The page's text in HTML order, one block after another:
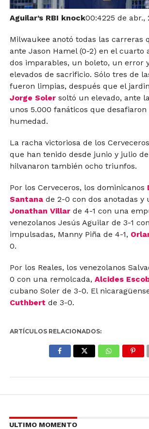
Aguilar’s RBI knock00:4225 de abr.,
Milwaukee anotó todas las carreras
ante Jason Hamel (0-2) en el cuarto
dos imparables, un boleto, un error
elevados de sacrificio. Sólo tres de
fueron limpias, después que el
Jorge Solersoltó un elevado, ante
unos 5.000 fanáticos que
humedad.
La racha victoriosa de los
que han tenido desde junio y julio
hilvanaron también ocho triunfos.
Por los Cerveceros, los dominicanos
Santanade 2-0 con dos anotadas y
Jonathan Villarde 4-1 con una
venezolanos Jesús Aguilar de 3-1
impulsadas, Manny Piña de 4-1,
0.
Por los Reales, los venezolanos
0 con una remolcada, Alcides
cubano Soler de 3-0. El
Cuthbert de 3-0.
ARTÍCULOS RELACIONADOS:
ULTIMO MOMENTO